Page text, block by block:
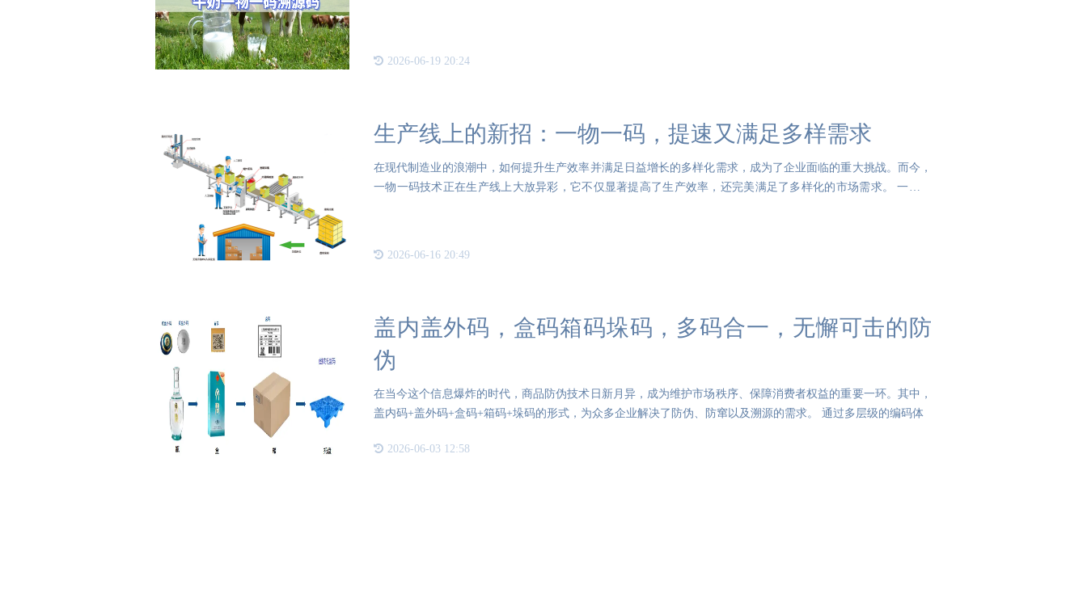
2026-06-19 20:24
生产线上的新招：一物一码，提速又满足多样需求
在现代制造业的浪潮中，如何提升生产效率并满足日益增长的多样化需求，成为了企业面临的重大挑战。而今，
一物一码技术正在生产线上大放异彩，它不仅显著提高了生产效率，还完美满足了多样化的市场需求。 一物一
2026-06-16 20:49
盖内盖外码，盒码箱码垛码，多码合一，无懈可击的防
伪
在当今这个信息爆炸的时代，商品防伪技术日新月异，成为维护市场秩序、保障消费者权益的重要一环。其中，
盖内码+盖外码+盒码+箱码+垛码的形式，为众多企业解决了防伪、防窜以及溯源的需求。 通过多层级的编码体
2026-06-03 12:58